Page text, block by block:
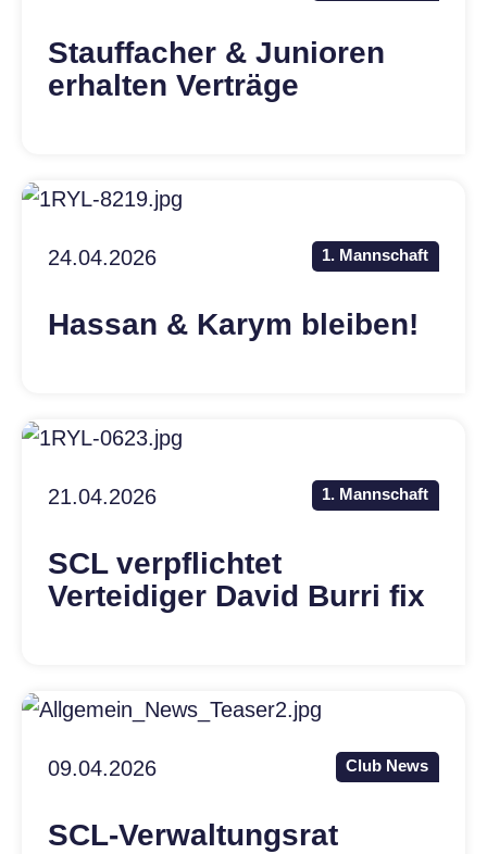
Stauffacher & Junioren
erhalten Verträge
24.04.2026 1. Mannschaft
Hassan & Karym bleiben!
21.04.2026 1. Mannschaft
SCL verpflichtet
Verteidiger David Burri fix
09.04.2026 Club News
SCL-Verwaltungsrat